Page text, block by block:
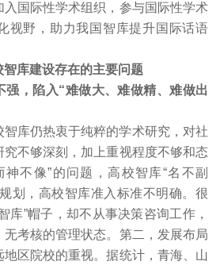
国际性学术组织，参与国际性学术
视野，助力我国智库提升国际话语
库建设存在的主要问题
强，陷入“难做大、难做精、难做出
库仍热衷于纯粹的学术研究，对社
不够深刻，加上重视程度不够和态
神不像”的问题，高校智库“名不副
划，高校智库准入标准不明确。很
库”帽子，却不从事决策咨询工作，
考核的管理状态。第二，发展布局
区院校的重视。据统计，青海、山